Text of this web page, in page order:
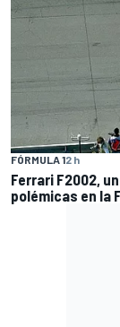
FÓRMULA 12 h
Ferrari F2002,
polémicas en la